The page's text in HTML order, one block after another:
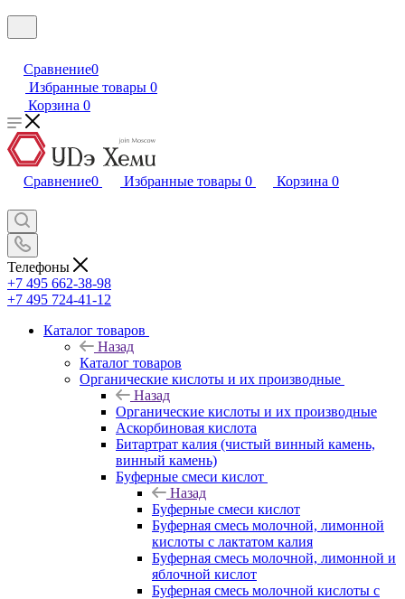
Сравнение0
Избранные товары 0
Корзина 0
Сравнение0 Избранные товары 0 Корзина 0
Телефоны
+7 495 662-38-98
+7 495 724-41-12
Каталог товаров
Назад
Каталог товаров
Органические кислоты и их производные
Назад
Органические кислоты и их производные
Аскорбиновая кислота
Битартрат калия (чистый винный камень,
винный камень)
Буферные смеси кислот
Назад
Буферные смеси кислот
Буферная смесь молочной, лимонной
кислоты с лактатом калия
Буферная смесь молочной, лимонной и
яблочной кислот
Буферная смесь молочной кислоты с